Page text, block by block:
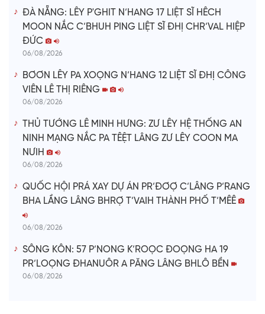
ĐÀ NẴNG: LÊY P'GHIT N’HANG 17 LIỆT SĨ HÊCH
MOON NẮC C’BHUH PING LIỆT SĨ ĐHỊ CHR’VAL HIỆP
ĐỨC
06/08/2026
BƠƠN LÊY PA XOỌNG N’HANG 12 LIỆT SĨ ĐHỊ CÔNG
VIÊN LÊ THỊ RIÊNG
06/08/2026
THỦ TƯỚNG LÊ MINH HƯNG: ZƯ LÊY HỆ THỐNG AN
NINH MẠNG NẮC PA TÊỆT LÂNG ZƯ LÊY COON MA
NƯIH
06/08/2026
QUỐC HỘI PRÁ XAY DỰ ÁN PR’ĐƠỢ C’LÂNG P’RANG
BHA LẦNG LÂNG BHRỢ T’VAIH THÀNH PHỐ T’MÊÊ
06/08/2026
SÔNG KÔN: 57 P’NONG K’ROỌC ĐOỌNG HA 19
PR’LOỌNG ĐHANUÔR A PĂNG LÂNG BHLÔ BỀN
06/08/2026